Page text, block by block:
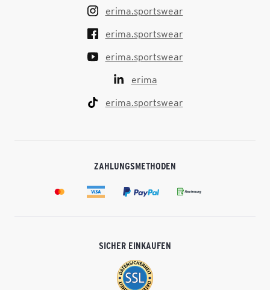
erima.sportswear
erima.sportswear
erima.sportswear
erima
erima.sportswear
ZAHLUNGSMETHODEN
SICHER EINKAUFEN